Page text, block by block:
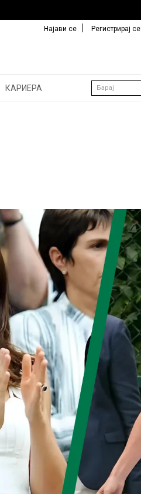
Најави се Регистрирај се
КАРИЕРА Барај